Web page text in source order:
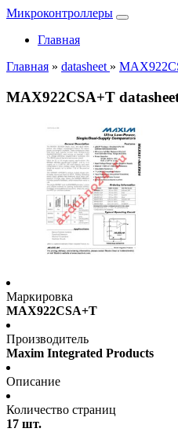
Микроконтроллеры
Главная
Главная » datasheet »
MAX922CSA+T
Маркировка
MAX922CSA+T
Производитель
Maxim Integrated Products
Описание
Количество страниц
17 шт.